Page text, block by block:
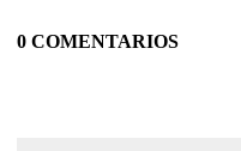
0 COMENTARIOS